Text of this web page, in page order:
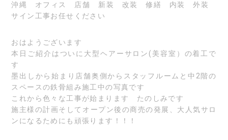
沖縄 オフィス 店舗 新装 改装 修繕 内装 外装
サイン工事お任せください
おはようございます
本日ご紹介はついに大型ヘアーサロン(美容室）の着工で
す
墨出しから始まり店舗奥側からスタッフルームと中2階の
スペースの鉄骨組み施工中の写真です
これから色々な工事が始まります たのしみです
施主様の計画そしてオープン後の商売の発展、大人気サロ
ンになるためにも頑張ります！！！